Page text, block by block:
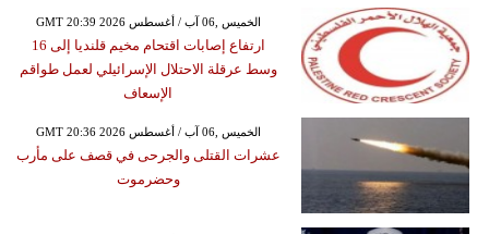
GMT 20:39 2026 الخميس ,06 آب / أغسطس
ارتفاع إصابات اقتحام مخيم قلنديا إلى 16
وسط عرقلة الاحتلال الإسرائيلي لعمل طواقم
الإسعاف
GMT 20:36 2026 الخميس ,06 آب / أغسطس
عشرات القتلى والجرحى في قصف على مأرب
وحضرموت